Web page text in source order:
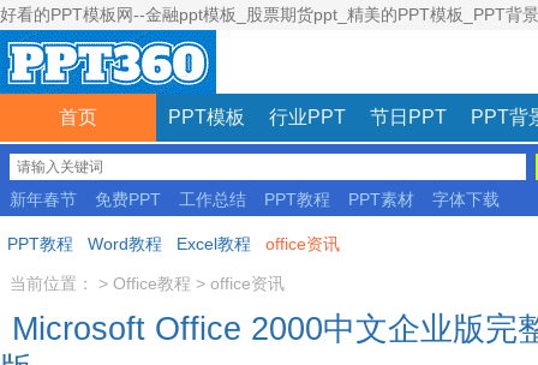
好看的PPT模板网--金融ppt模板_股票期货ppt_精美的PPT模板_PPT背
首页 PPT模板 行业PPT 节日PPT PPT背
新年春节 免费PPT 工作总结 PPT教程 PPT素材
字体下载
PPT教程
Word教程 Excel教程 office资讯
当前位置： > Office教程 > office资讯
Microsoft Office 2000中文企业版完